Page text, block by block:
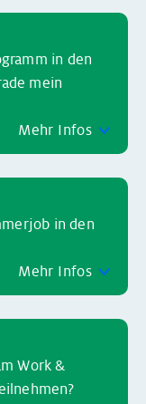
in den
mein
Mehr Infos
in den
Mehr Infos
Work &